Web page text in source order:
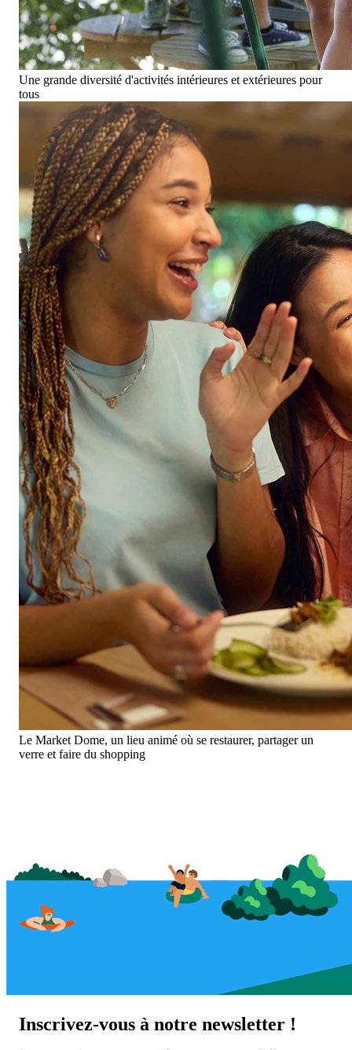
Une grande diversité d'activités intérieures et extérieures pour
tous
Le Market Dome, un lieu animé où se restaurer, partager un
verre et faire du shopping
Inscrivez-vous à notre newsletter !